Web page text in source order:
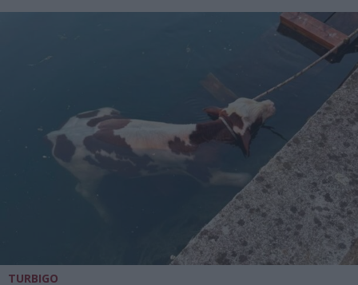
TURBIGO